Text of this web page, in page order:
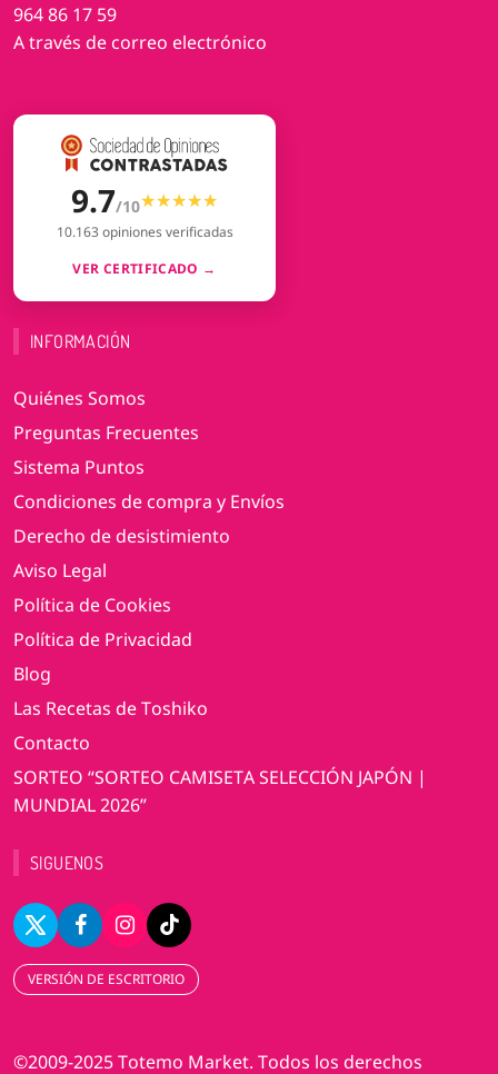
964 86 17 59
A través de correo electrónico
9.7/10★★★★★
★★★★★
10.163 opiniones verificadas
VER CERTIFICADO →
INFORMACIÓN
Quiénes Somos
Preguntas Frecuentes
Sistema Puntos
Condiciones de compra y Envíos
Derecho de desistimiento
Aviso Legal
Política de Cookies
Política de Privacidad
Blog
Las Recetas de Toshiko
Contacto
SORTEO “SORTEO CAMISETA SELECCIÓN JAPÓN |
MUNDIAL 2026”
SIGUENOS
VERSIÓN DE ESCRITORIO
©2009-2025 Totemo Market. Todos los derechos